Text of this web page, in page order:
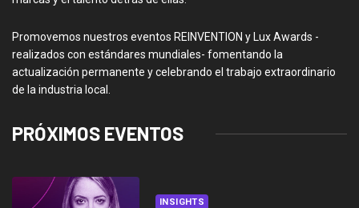
Promovemos nuestros eventos REINVENTION y Lux Awards -
realizados con estándares mundiales- fomentando la
actualización permanente y celebrando el trabajo extraordinario
de la industria local.
PRÓXIMOS EVENTOS
INSIGHTS